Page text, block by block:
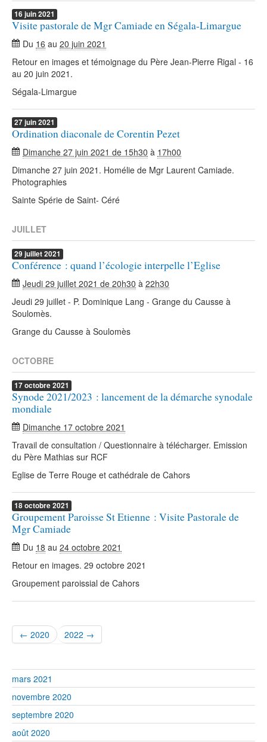
16 juin2021
Visite pastorale de Mgr Camiade en Ségala-Limargue
Du 16 au 20 juin 2021
Retour en images et témoignage du Père Jean-Pierre Rigal - 16
au 20 juin 2021.
Ségala-Limargue
27juin2021
Ordination diaconale de Corentin Pezet
Dimanche 27 juin 2021 de 15h30 à 17h00
Dimanche 27 juin 2021. Homélie de Mgr Laurent Camiade.
Photographies
Sainte Spérie de Saint- Céré
JUILLET
29 juillet2021
Conférence : quand l’écologie interpelle l’Eglise
Jeudi 29 juillet 2021 de 20h30 à 22h30
Jeudi 29 juillet - P. Dominique Lang - Grange du Causse à
Soulomès.
Grange du Causse à Soulomès
OCTOBRE
17octobre2021
Synode 2021/2023 : lancement de la démarche synodale
mondiale
Dimanche 17 octobre 2021
Travail de consultation / Questionnaire à télécharger. Emission
du Père Mathias sur RCF
Eglise de Terre Rouge et cathédrale de Cahors
18octobre2021
Groupement Paroisse St Etienne : Visite Pastorale de
Mgr Camiade
Du 18 au 24 octobre 2021
Retour en images. 29 octobre 2021
Groupement paroissial de Cahors
← 2020 2022 →
mars 2021
novembre 2020
septembre 2020
août 2020